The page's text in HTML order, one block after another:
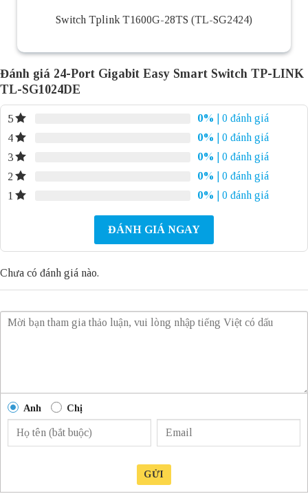
Switch Tplink T1600G-28TS (TL-SG2424)
Đánh giá 24-Port Gigabit Easy Smart Switch TP-LINK
TL-SG1024DE
5 0%
| 0 đánh giá
4
0%
| 0 đánh giá
3
0%
| 0 đánh giá
2
0%
| 0 đánh giá
1
0% | 0 đánh giá
ĐÁNH GIÁ NGAY
Chưa có đánh giá nào.
Anh Chị
GỬI